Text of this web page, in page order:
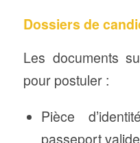
Dossiers de
Les documents
pour postuler :
Pièce
passeport valide